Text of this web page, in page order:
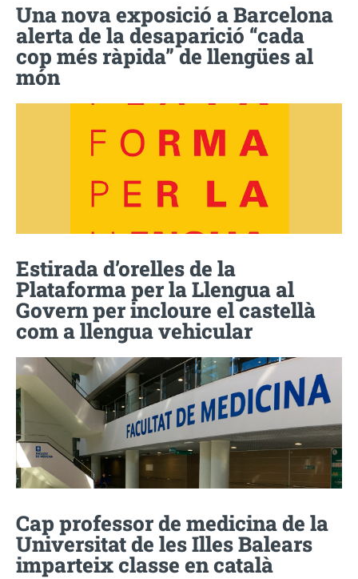
Una nova exposició a Barcelona
alerta de la desaparició “cada
cop més ràpida” de llengües al
món
Estirada d’orelles de la
Plataforma per la Llengua al
Govern per incloure el castellà
com a llengua vehicular
Cap professor de medicina de la
Universitat de les Illes Balears
imparteix classe en català